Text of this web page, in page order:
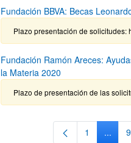
Fundación BBVA: Becas
Plazo presentación de solicitudes:
Fundación Ramón Areces:
la Materia 2020
Plazo de presentación de las
Página
1 ...